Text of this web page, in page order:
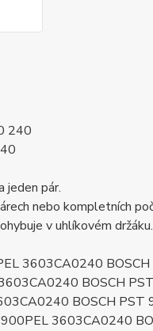
240
jeden pár.
nebo kompletních
v uhlíkovém držáku.
3603CA0240
BOSCH
BOSCH
3603CA0240